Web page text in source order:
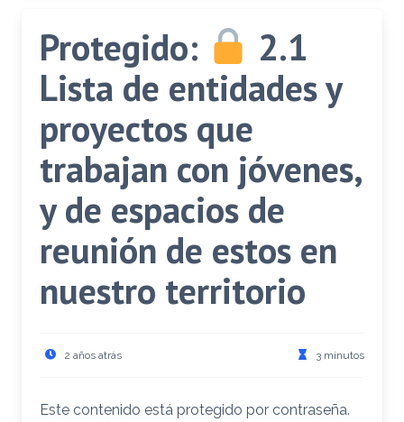
Protegido:
2.1
Lista de entidades y
proyectos que
trabajan con jóvenes,
y de espacios de
reunión de estos en
nuestro territorio
2 años atrás 3 minutos
Este contenido está protegido por contraseña.